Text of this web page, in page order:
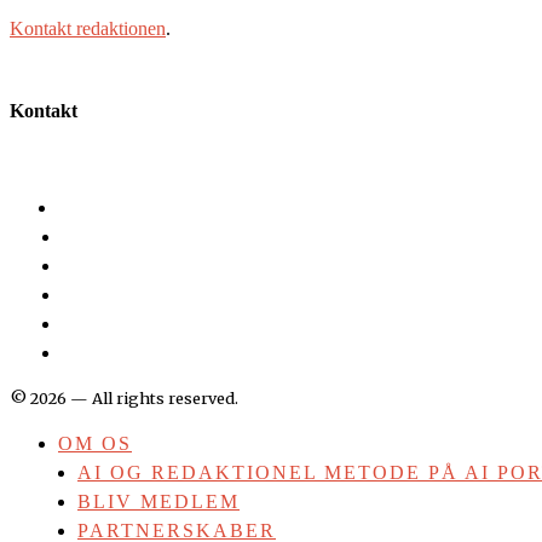
Kontakt redaktionen.
Kontakt
©2026 — All rights reserved.
OM OS
AI OG REDAKTIONEL METODE PÅ AI
BLIV MEDLEM
PARTNERSKABER